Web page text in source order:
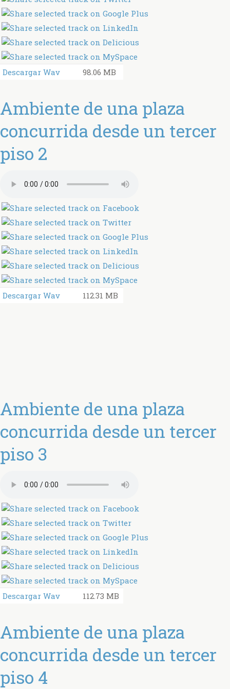
Descargar Wav 98.06 MB
Ambiente de una plaza
concurrida desde un tercer
piso 2
Descargar Wav 112.31 MB
Ambiente de una plaza
concurrida desde un tercer
piso 3
Descargar Wav 112.73 MB
Ambiente de una plaza
concurrida desde un tercer
piso 4